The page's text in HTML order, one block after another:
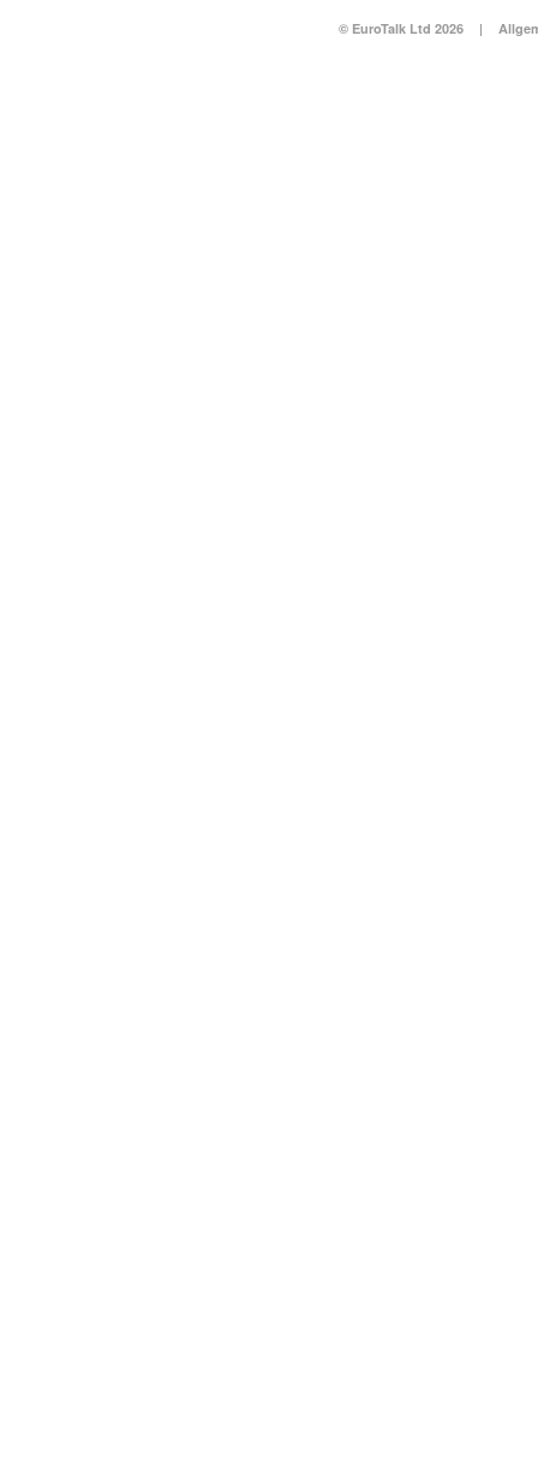
© EuroTalk Ltd 2026 |